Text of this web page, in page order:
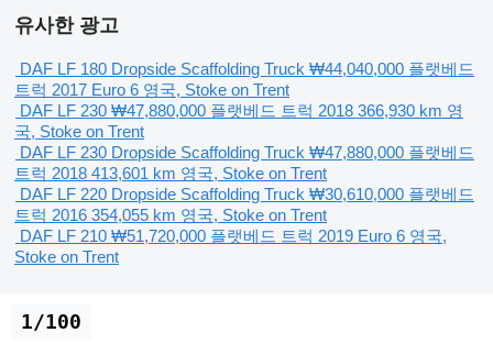
유사한 광고
DAF LF 180 Dropside Scaffolding Truck ₩44,040,000 플랫베드
트럭 2017 Euro 6 영국, Stoke on Trent
DAF LF 230 ₩47,880,000 플랫베드 트럭 2018 366,930 km 영
국, Stoke on Trent
DAF LF 230 Dropside Scaffolding Truck ₩47,880,000 플랫베드
트럭 2018 413,601 km 영국, Stoke on Trent
DAF LF 220 Dropside Scaffolding Truck ₩30,610,000 플랫베드
트럭 2016 354,055 km 영국, Stoke on Trent
DAF LF 210 ₩51,720,000 플랫베드 트럭 2019 Euro 6 영국,
Stoke on Trent
1/100